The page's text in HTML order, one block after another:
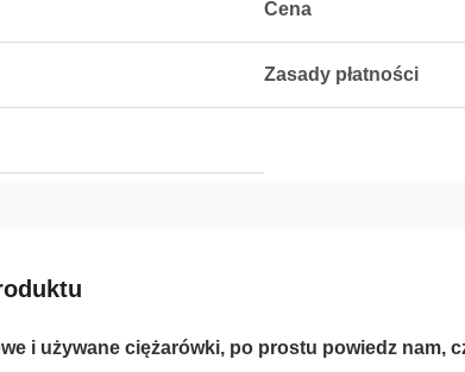
Cena
Zasady płatności
i używane ciężarówki, po prostu powiedz nam,